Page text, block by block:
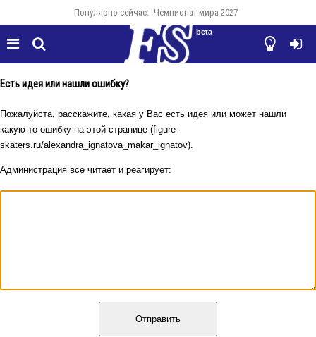
Популярно сейчас: Чемпионат мира 2027
  

beta
Есть идея или нашли ошибку?
Пожалуйста, расскажите, какая у Вас есть идея или может нашли
какую-то ошибку на этой странице (figure-
skaters.ru/alexandra_ignatova_makar_ignatov).
Администрация все читает и реагирует:
Отправить